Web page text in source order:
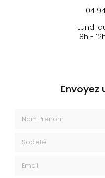
04
Lundi
8h -
Envoyez